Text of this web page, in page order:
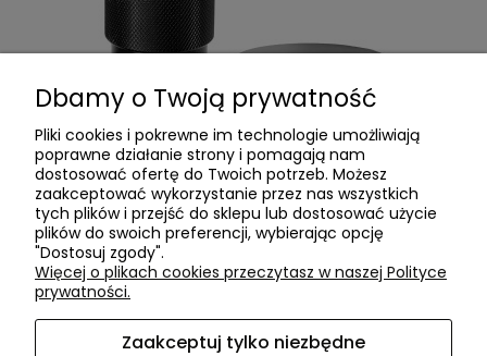
VIEFE Gałka GRAF BIG 0486 czarny /WARIANTY/
51,06 zł
Dbamy o Twoją prywatność
Pliki cookies i pokrewne im technologie umożliwiają
poprawne działanie strony i pomagają nam
dostosować ofertę do Twoich potrzeb. Możesz
zaakceptować wykorzystanie przez nas wszystkich
tych plików i przejść do sklepu lub dostosować użycie
plików do swoich preferencji, wybierając opcję
"Dostosuj zgody".
Więcej o plikach cookies przeczytasz w naszej Polityce
prywatności.
Zaakceptuj tylko niezbędne